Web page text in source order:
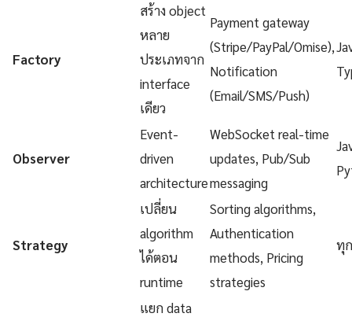
Factory
สร้าง object
หลาย
ประเภทจาก
interface
เดียว
Payment gateway
(Stripe/PayPal/Omise),
Notification
(Email/SMS/Push)
Observer
Event-
driven
architecture
WebSocket real-time
updates, Pub/Sub
messaging
Strategy
เปลี่ยน
algorithm
ได้ตอน
runtime
Sorting algorithms,
Authentication
methods, Pricing
strategies
ทุ
แยก data